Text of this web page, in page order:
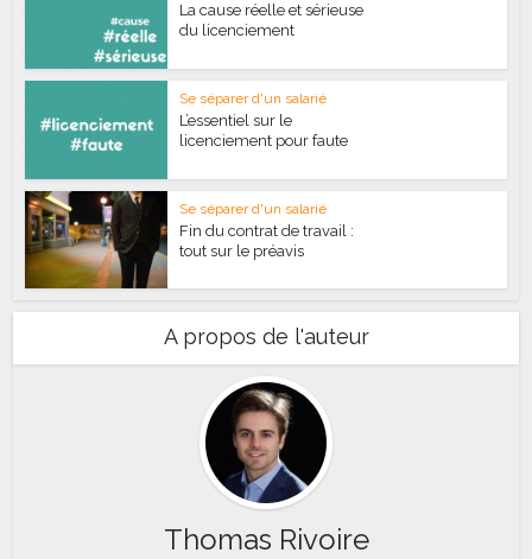
La cause réelle et sérieuse
du licenciement
Se séparer d'un salarié
L’essentiel sur le
licenciement pour faute
Se séparer d'un salarié
Fin du contrat de travail :
tout sur le préavis
A propos de l'auteur
Thomas Rivoire